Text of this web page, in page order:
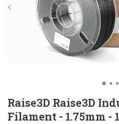
Raise3D Raise3D
Filament - 1.75mm -